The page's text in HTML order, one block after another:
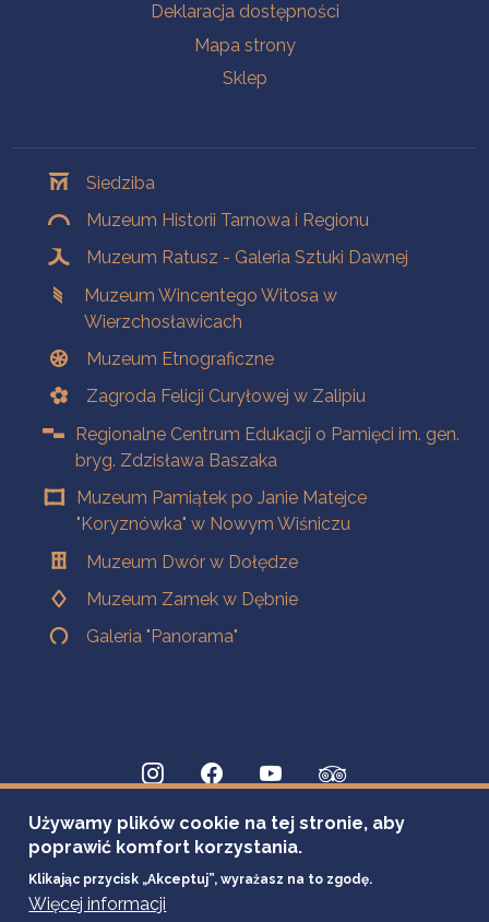
Deklaracja dostępności
Mapa strony
Sklep
Siedziba
Muzeum Historii Tarnowa i Regionu
Muzeum Ratusz - Galeria Sztuki Dawnej
Muzeum Wincentego Witosa w
Wierzchosławicach
Muzeum Etnograficzne
Zagroda Felicji Curyłowej w Zalipiu
Regionalne Centrum Edukacji o Pamięci im. gen.
bryg. Zdzisława Baszaka
Muzeum Pamiątek po Janie Matejce
"Koryznówka" w Nowym Wiśniczu
Muzeum Dwór w Dołędze
Muzeum Zamek w Dębnie
Galeria "Panorama"
Używamy plików cookie na tej stronie, aby
poprawić komfort korzystania.
Klikając przycisk „Akceptuj”, wyrażasz na to zgodę.
Więcej informacji